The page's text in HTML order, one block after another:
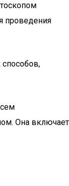
проведения
Она включает